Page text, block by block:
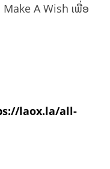
Make A Wish ເພື່ອ
laox.la/all-